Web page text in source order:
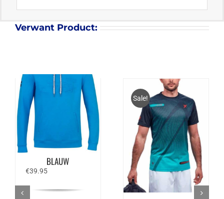
Verwant Product:
BABOLAT EXERCISE
HOOD SWEAT –
BLAUW
€39.95
Sale!